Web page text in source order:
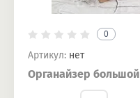
0
Артикул: нет
Органайзер большой